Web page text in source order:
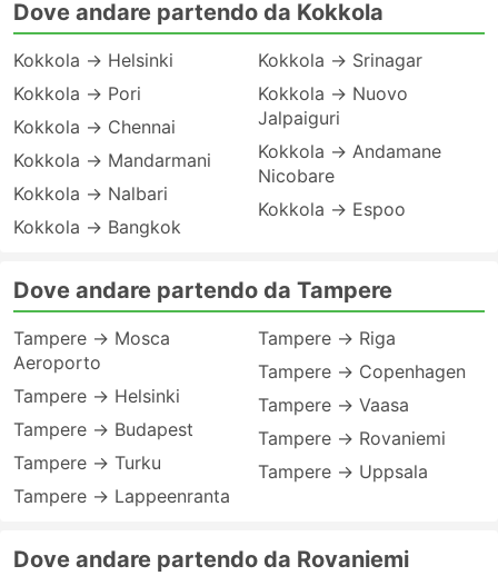
Dove andare partendo da Kokkola
Kokkola → Helsinki
Kokkola → Pori
Kokkola → Chennai
Kokkola → Mandarmani
Kokkola → Nalbari
Kokkola → Bangkok
Kokkola → Srinagar
Kokkola → Nuovo
Jalpaiguri
Kokkola → Andamane
Nicobare
Kokkola → Espoo
Dove andare partendo da Tampere
Tampere → Mosca
Aeroporto
Tampere → Helsinki
Tampere → Budapest
Tampere → Turku
Tampere → Lappeenranta
Tampere → Riga
Tampere → Copenhagen
Tampere → Vaasa
Tampere → Rovaniemi
Tampere → Uppsala
Dove andare partendo da Rovaniemi